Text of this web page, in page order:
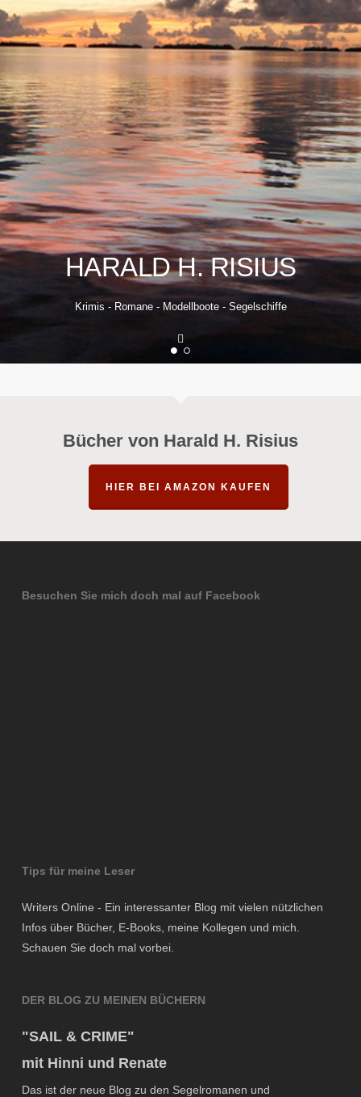
HARALD H. RISIUS
Krimis - Romane - Modellboote - Segelschiffe
Bücher von Harald H. Risius
HIER BEI AMAZON KAUFEN
Besuchen Sie mich doch mal auf Facebook
Tips für meine Leser
Writers Online - Ein interessanter Blog mit vielen nützlichen
Infos über Bücher, E-Books, meine Kollegen und mich.
Schauen Sie doch mal vorbei.
DER BLOG ZU MEINEN BÜCHERN
"SAIL & CRIME"
mit Hinni und Renate
Das ist der neue Blog zu den Segelromanen und